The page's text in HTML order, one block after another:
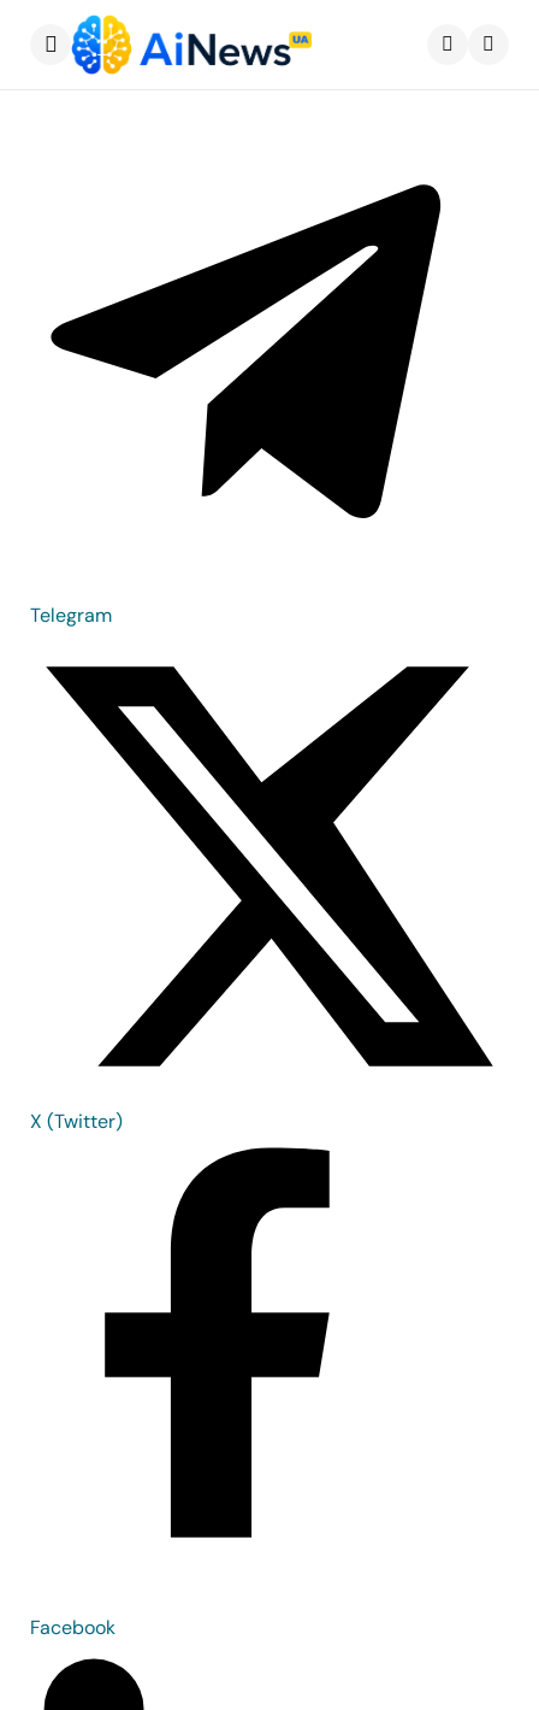
Меню
Telegram
X (Twitter)
Facebook